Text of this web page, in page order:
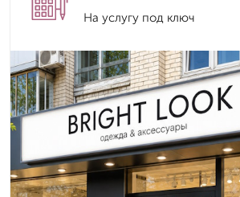
На услугу под ключ